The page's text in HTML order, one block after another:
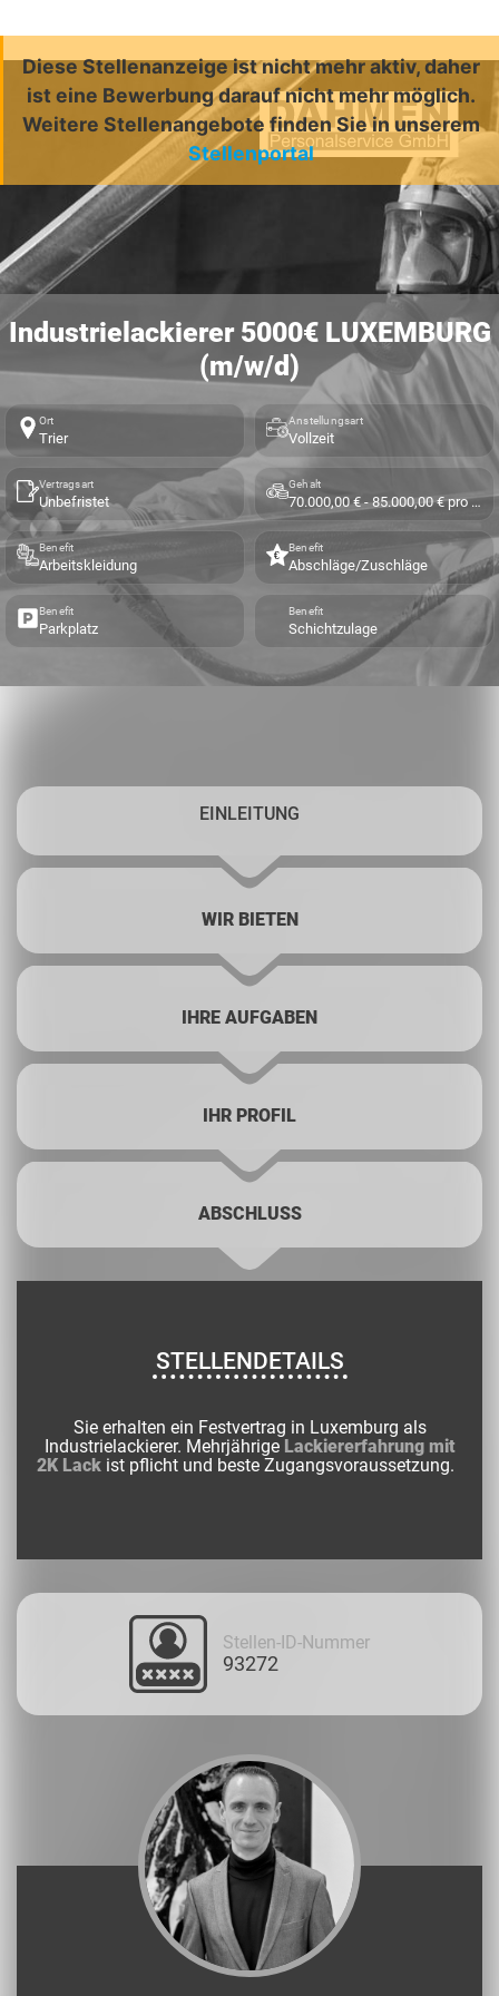
Diese Stellenanzeige ist nicht mehr aktiv, daher
ist eine Bewerbung darauf nicht mehr möglich.
Weitere Stellenangebote finden Sie in unserem
Stellenportal
Industrielackierer 5000€ LUXEMBURG
(m/w/d)
Ort
Trier
Anstellungsart
Vollzeit
Vertragsart
Unbefristet
Gehalt
70.000,00 € - 85.000,00 € pro Jahr
Benefit
Arbeitskleidung
Benefit
Abschläge/Zuschläge
Benefit
Parkplatz
Benefit
Schichtzulage
EINLEITUNG
WIR BIETEN
IHRE AUFGABEN
IHR PROFIL
ABSCHLUSS
STELLENDETAILS
Sie erhalten ein Festvertrag in Luxemburg als
Industrielackierer. MehrjährigeLackiererfahrung mit
2K Lackist pflicht und beste Zugangsvoraussetzung.
Stellen-ID-Nummer
93272